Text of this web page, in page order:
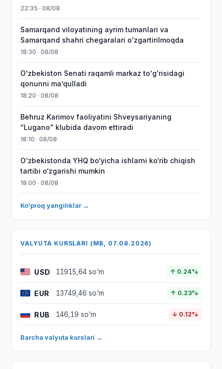
22:35 · 08/08
Samarqand viloyatining ayrim tumanlari va
Samarqand shahri chegaralari oʻzgartirilmoqda
18:30 · 08/08
Oʻzbekiston Senati raqamli markaz toʻgʻrisidagi
qonunni maʼqulladi
18:20 · 08/08
Behruz Karimov faoliyatini Shveysariyaning
“Lugano” klubida davom ettiradi
18:10 · 08/08
O‘zbekistonda YHQ bo‘yicha ishlarni ko‘rib chiqish
tartibi o‘zgarishi mumkin
18:00 · 08/08
Ko'proq yangiliklar →
VALYUTA KURSLARI (MB, 07.08.2026)
USD 11915,64 so'm ↑ 0.24%
EUR 13749,46 so'm ↑ 0.23%
RUB 146,19 so'm ↓ 0.12%
Barcha valyuta kurslari →